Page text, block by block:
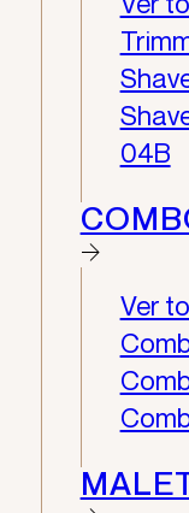
04B
Ver